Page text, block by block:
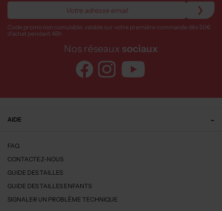
Code promo non cumulable, valable sur votre première commande dès 50€
d’achat pendant 48h
Nos réseaux sociaux
AIDE
FAQ
CONTACTEZ-NOUS
GUIDE DES TAILLES
GUIDE DES TAILLES ENFANTS
SIGNALER UN PROBLÈME TECHNIQUE